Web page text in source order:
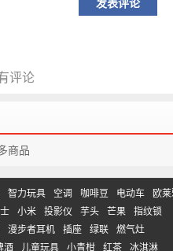
评论
商品
智力玩具 空调 咖啡豆 电动车
欧
小米 投影仪 芋头 芒果
指纹锁
漫步者耳机 插座 绿联
燃气灶
酒 儿童玩具 小青柑 红茶 冰淇淋